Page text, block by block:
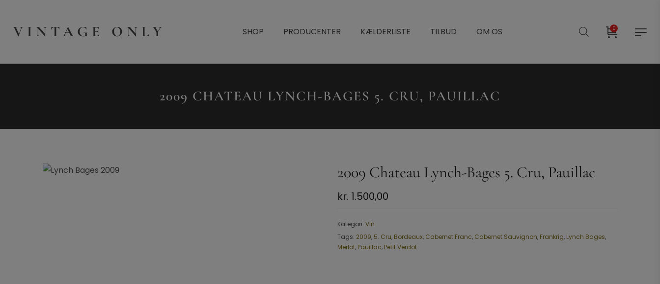
VINTAGE ONLY SHOP PRODUCENTER KÆLDERLISTE TILBUD OM OS 0
2009 CHATEAU LYNCH-BAGES 5. CRU, PAUILLAC
2009 Chateau Lynch-Bages 5. Cru, Pauillac
kr. 1.500,00
Kategori: Vin
Tags: 2009, 5. Cru, Bordeaux, Cabernet Franc, Cabernet Sauvignon, Frankrig, Lynch Bages,
Merlot, Pauillac, Petit Verdot